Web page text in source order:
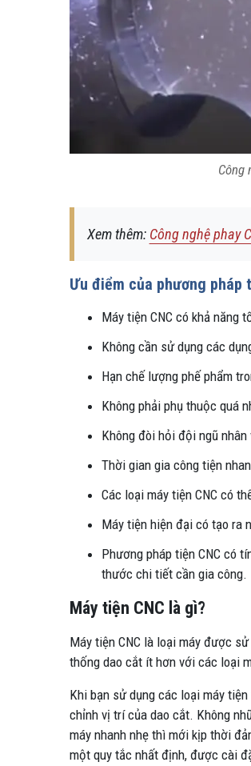
Công
Xem thêm: Công nghệ phay
Ưu điểm của phương pháp
Máy tiện CNC có khả năng
Không cần sử dụng các
Hạn chế lượng phế phẩm
Không phải phụ thuộc quá
Không đòi hỏi đội ngũ
Thời gian gia công tiện
Các loại máy tiện CNC có
Máy tiện hiện đại có tạo ra
Phương pháp tiện CNC có
thước chi tiết cần gia công.
Máy tiện CNC là gì?
Máy tiện CNC là loại máy được
thống dao cắt ít hơn với các loại
Khi bạn sử dụng các loại máy
chỉnh vị trí của dao cắt. Không
máy nhanh nhẹ thì mới kịp thời
một quy tắc nhất định, được cài